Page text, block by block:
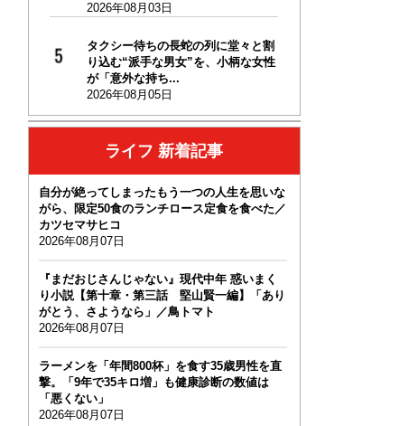
2026年08月03日
タクシー待ちの長蛇の列に堂々と割
り込む“派手な男女”を、小柄な女性
が「意外な持ち...
2026年08月05日
ライフ 新着記事
自分が絶ってしまったもう一つの人生を思いな
がら、限定50食のランチロース定食を食べた／
カツセマサヒコ
2026年08月07日
『まだおじさんじゃない』現代中年 惑いまく
り小説【第十章・第三話 堅山賢一編】「あり
がとう、さようなら」／鳥トマト
2026年08月07日
ラーメンを「年間800杯」を食す35歳男性を直
撃。「9年で35キロ増」も健康診断の数値は
「悪くない」
2026年08月07日